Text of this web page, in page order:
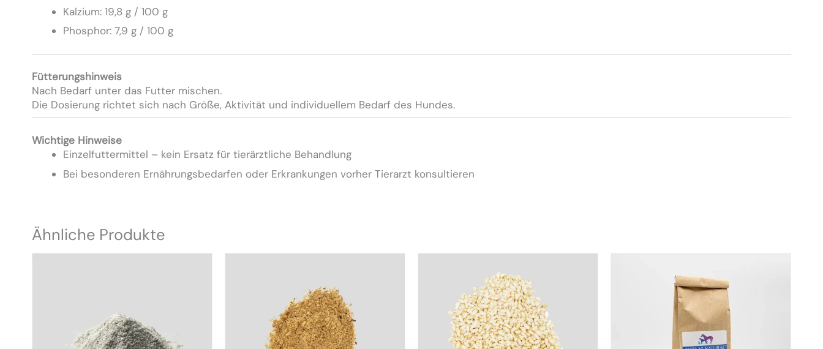
Kalzium: 19,8 g / 100 g
Phosphor: 7,9 g / 100 g
Fütterungshinweis
Nach Bedarf unter das Futter mischen.
Die Dosierung richtet sich nach Größe, Aktivität und individuellem Bedarf des Hundes.
Wichtige Hinweise
Einzelfuttermittel – kein Ersatz für tierärztliche Behandlung
Bei besonderen Ernährungsbedarfen oder Erkrankungen vorher Tierarzt konsultieren
Ähnliche Produkte
Optionen
können